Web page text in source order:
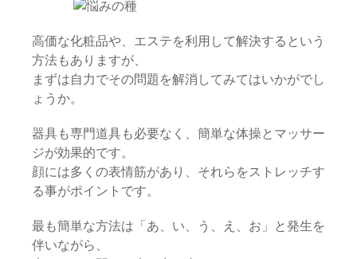
高価な化粧品や、エステを利用して解決するという
方法もありますが、
まずは自力でその問題を解消してみてはいかがでし
ょうか。
器具も専門道具も必要なく、簡単な体操とマッサー
ジが効果的です。
顔には多くの表情筋があり、それらをストレッチす
る事がポイントです。
最も簡単な方法は「あ、い、う、え、お」と発生を
伴いながら、